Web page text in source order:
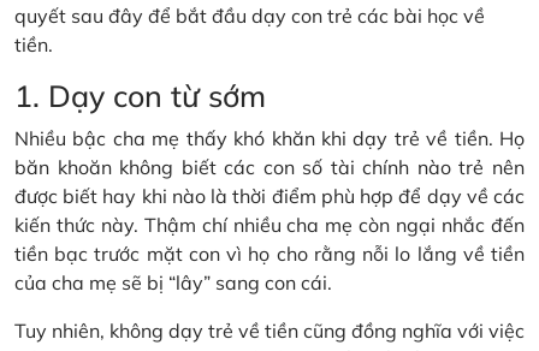
quyết sau đây để bắt đầu dạy con trẻ các bài học về
tiền.
1. Dạy con từ sớm
Nhiều bậc cha mẹ thấy khó khăn khi dạy trẻ về tiền. Họ
băn khoăn không biết các con số tài chính nào trẻ nên
được biết hay khi nào là thời điểm phù hợp để dạy về các
kiến thức này. Thậm chí nhiều cha mẹ còn ngại nhắc đến
tiền bạc trước mặt con vì họ cho rằng nỗi lo lắng về tiền
của cha mẹ sẽ bị “lây” sang con cái.
Tuy nhiên, không dạy trẻ về tiền cũng đồng nghĩa với việc